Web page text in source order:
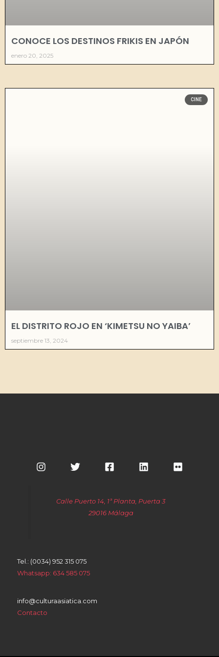
CONOCE LOS DESTINOS FRIKIS EN JAPÓN
enero 20, 2025
CINE
EL DISTRITO ROJO EN ‘KIMETSU NO YAIBA’
septiembre 13, 2024
Calle Puerto 14, 1ª Planta, Puerta 3
29016 Málaga
Tel.: (0034) 952 315 075
Whatsapp: 634 585 075
info@culturaasiatica.com
Contacto